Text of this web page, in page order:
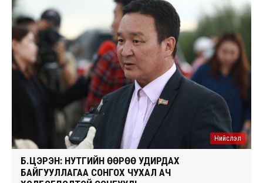
Нийслэл
Б.ЦЭРЭН: НУТГИЙН ӨӨРӨӨ УДИРДАХ
БАЙГУУЛЛАГАА СОНГОХ ЧУХАЛ АЧ